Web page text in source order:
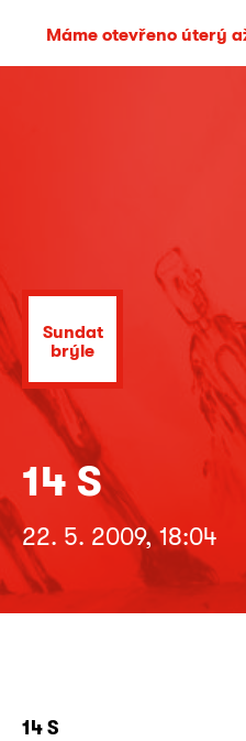
Máme otevřeno úterý
Sundat
brýle
14 S
22. 5. 2009, 18:04
14 S